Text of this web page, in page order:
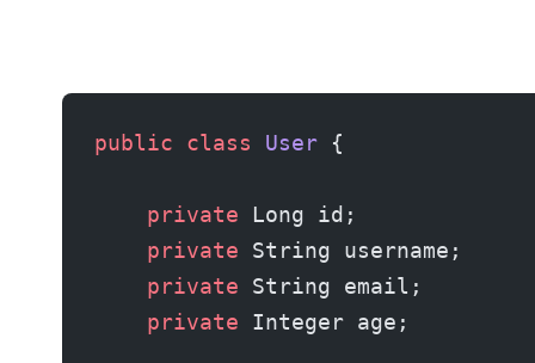
public class User {
    private
Long id;
    private
String username;
    private
String email;
    private
Integer age;